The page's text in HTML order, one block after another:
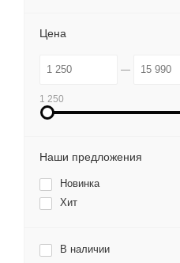
Цена
1 250
Наши предложения
Новинка
Хит
В наличии